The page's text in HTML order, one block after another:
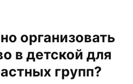
организовать
в детской для
групп?